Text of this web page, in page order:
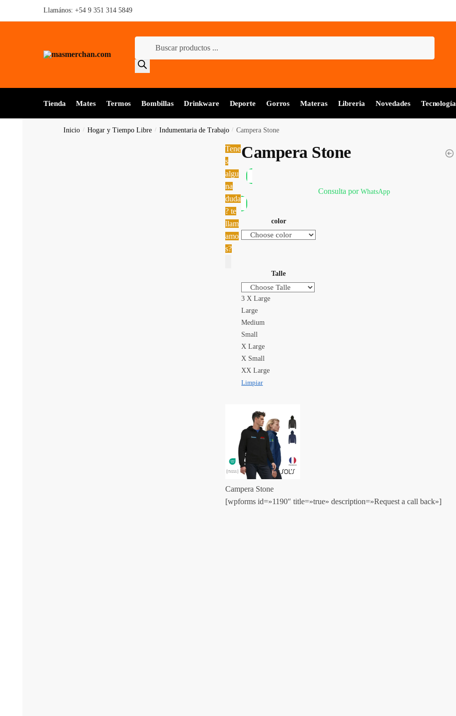
Llamános: +54 9 351 314 5849
productos
Tienda Mates Termos Bombillas Drinkware Deporte Gorros Materas Libreria Novedades Tecnología
Inicio / Hogar y Tiempo Libre / Indumentaria de Trabajo / Campera Stone
Campera Stone
Consulta por WhatsApp
color
Talle
3 X Large
Large
Medium
Small
X Large
X Small
XX Large
Limpiar
Tene
s
algu
na
duda
? te
llam
amo
s?
Campera Stone
[wpforms id=»1190″ title=»true» description=»Request a call back»]